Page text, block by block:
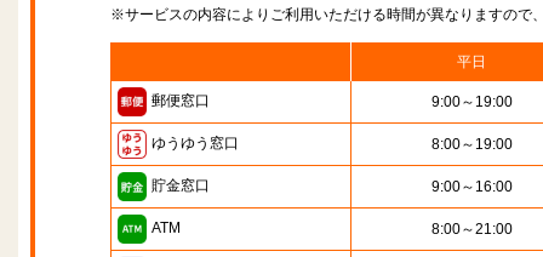
※サービスの内容によりご利用いただける時間が異なりますので
平日
郵便窓口 9:00～19:00
ゆうゆう窓口 8:00～19:00
貯金窓口 9:00～16:00
ATM 8:00～21:00